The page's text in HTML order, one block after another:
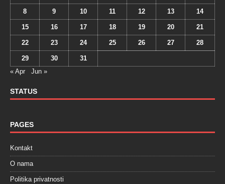
8 9 10 11 12 13 14
15 16 17 18 19 20 21
22 23 24 25 26 27 28
29 30
31
« Apr
Jun »
STATUS
PAGES
Kontakt
O nama
Politika privatnosti